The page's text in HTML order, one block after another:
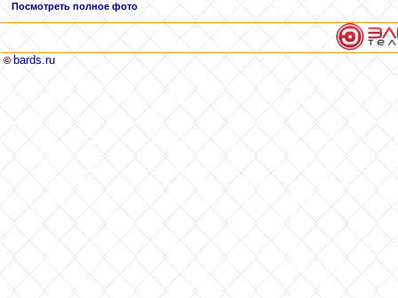
Посмотреть полное фото
© bards.ru